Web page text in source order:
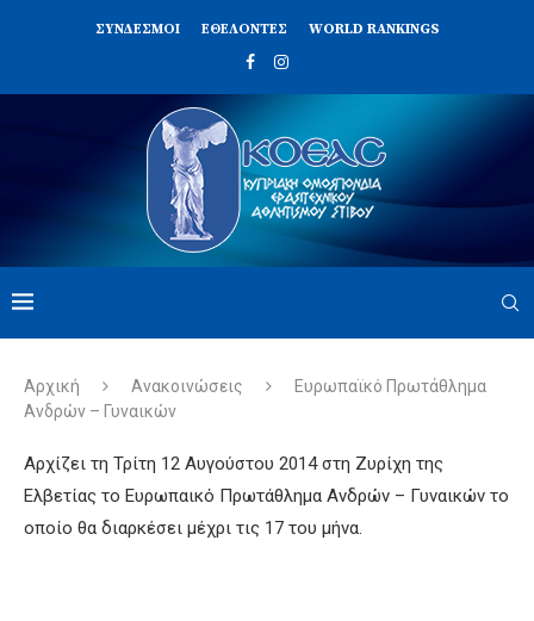
ΣΥΝΔΈΣΜΟΙ ΕΘΕΛΟΝΤΈΣ WORLD RANKINGS
Αρχική Ανακοινώσεις
Ευρωπαϊκό Πρωτάθλημα
Ανδρών – Γυναικών
Αρχίζει τη Τρίτη 12 Αυγούστου 2014 στη Ζυρίχη της
Ελβετίας το Ευρωπαικό Πρωτάθλημα Ανδρών – Γυναικών το
οποίο θα διαρκέσει μέχρι τις 17 του μήνα.